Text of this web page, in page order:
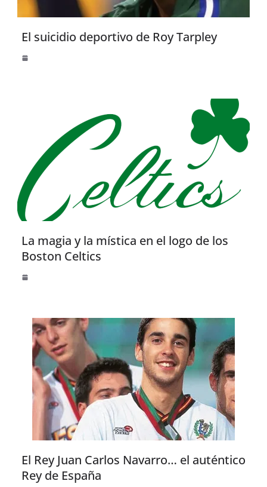
El suicidio deportivo de Roy Tarpley
La magia y la mística en el logo de los
Boston Celtics
El Rey Juan Carlos Navarro… el auténtico
Rey de España